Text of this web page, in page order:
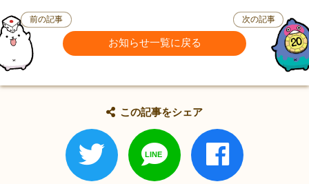
前の記事
お知らせ一覧に戻る
次の記事
この記事をシェア